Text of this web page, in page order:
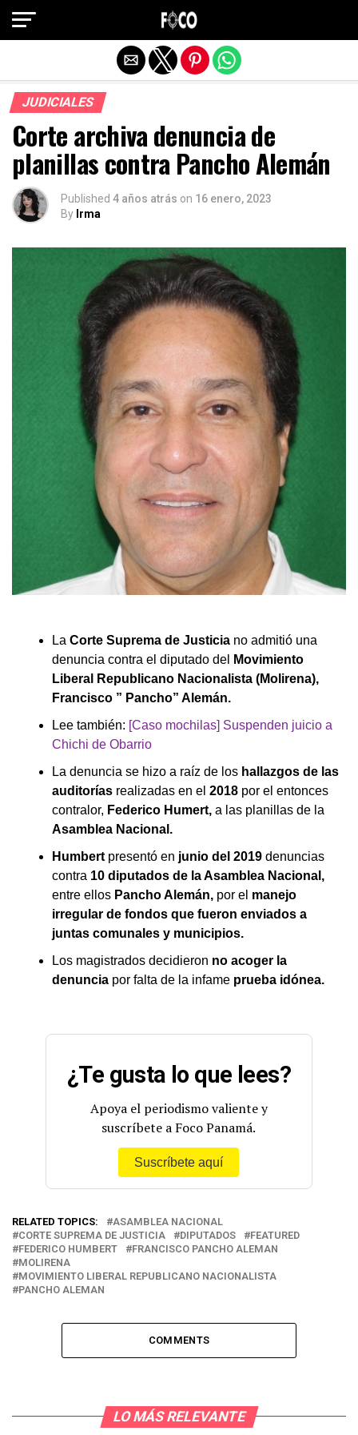
JUDICIALES
Corte archiva denuncia de
planillas contra Pancho Alemán
Published 4 años atrás on 16 enero, 2023
By Irma
La Corte Suprema de Justicia no admitió una
denuncia contra el diputado del
Movimiento
Liberal Republicano Nacionalista (Molirena),
Francisco ” Pancho” Alemán.
Lee también: [Caso mochilas] Suspenden juicio a
Chichi de Obarrio
La denuncia se hizo a raíz de los hallazgos de las
auditorías realizadas en el 2018 por el entonces
contralor, Federico Humert, a las planillas de la
Asamblea Nacional.
Humbert presentó en junio del 2019 denuncias
contra 10 diputados de la Asamblea Nacional,
entre ellos Pancho Alemán, por el manejo
irregular de fondos que fueron enviados a
juntas comunales y municipios.
Los magistrados decidieron no acoger la
denuncia por falta de la infame prueba idónea.
¿Te gusta lo que lees?
Apoya el periodismo valiente y
suscríbete a Foco Panamá.
Suscríbete aquí
RELATED TOPICS:
ASAMBLEA NACIONAL
CORTE SUPREMA DE JUSTICIA
DIPUTADOS
FEATURED
FEDERICO HUMBERT
FRANCISCO PANCHO ALEMAN
MOLIRENA
MOVIMIENTO LIBERAL REPUBLICANO NACIONALISTA
PANCHO ALEMAN
COMMENTS
LO MÁS RELEVANTE
Salir de la versión móvil